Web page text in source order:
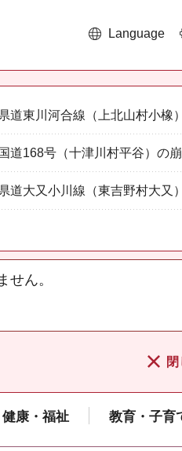
Language
道東川河合線（上北山村小橡
道168号（十津川村平谷）の
道大又小川線（東吉野村大又
せん。
閉
健康・福祉 教育・子育